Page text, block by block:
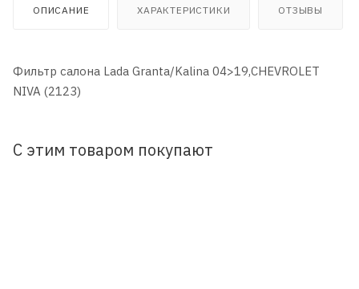
ОПИСАНИЕ ХАРАКТЕРИСТИКИ ОТЗЫВЫ
Фильтр салона Lada Granta/Kalina 04>19,CHEVROLET
NIVA (2123)
С этим товаром покупают